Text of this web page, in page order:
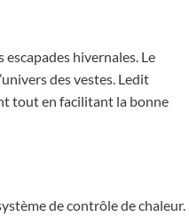
hivernales. Le
des vestes. Ledit
tout en facilitant la bonne
de contrôle de chaleur.